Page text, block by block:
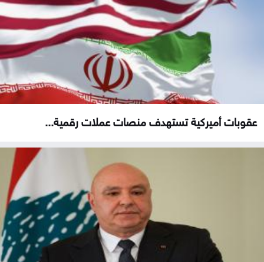
عقوبات أميركية تستهدف منصات عملات رقمية...